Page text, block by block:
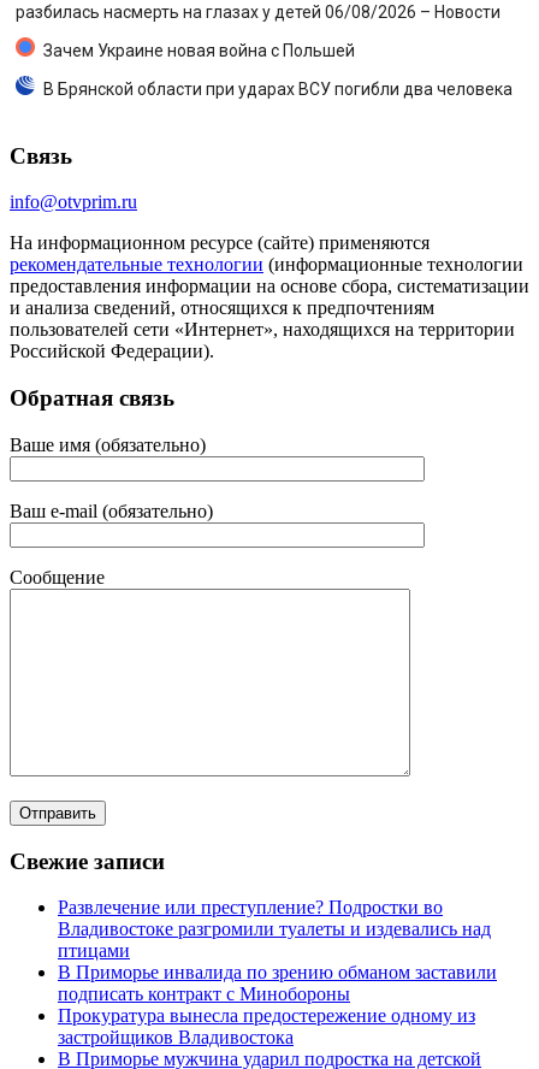
разбилась насмерть на глазах у детей 06/08/2026 – Новости
Зачем Украине новая война с Польшей
В Брянской области при ударах ВСУ погибли два человека
Связь
info@otvprim.ru
На информационном ресурсе (сайте) применяются
рекомендательные технологии (информационные технологии
предоставления информации на основе сбора, систематизации
и анализа сведений, относящихся к предпочтениям
пользователей сети «Интернет», находящихся на территории
Российской Федерации).
Обратная связь
Ваше имя (обязательно)
Ваш e-mail (обязательно)
Сообщение
Свежие записи
Развлечение или преступление? Подростки во
Владивостоке разгромили туалеты и издевались над
птицами
В Приморье инвалида по зрению обманом заставили
подписать контракт с Минобороны
Прокуратура вынесла предостережение одному из
застройщиков Владивостока
В Приморье мужчина ударил подростка на детской